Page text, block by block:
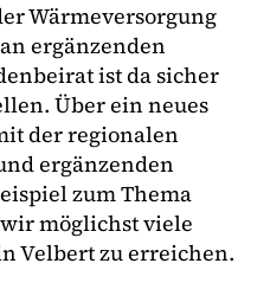
Wärmeversorgung
ergänzenden
ist da sicher
Über ein neues
der regionalen
ergänzenden
zum Thema
möglichst viele
Velbert zu erreichen.